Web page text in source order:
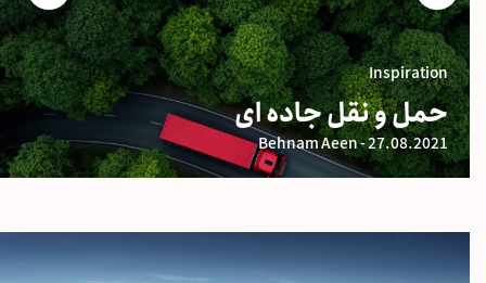
Inspiration
حمل و نقل جاده ای
Behnam Aeen 27.08.2021